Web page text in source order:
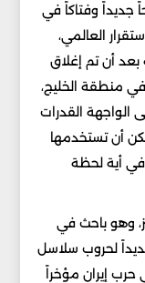
جديداً وفتاكاً في
العالمي،
بعد أن تم إغلاق
في منطقة الخليج،
الواجهة القدرات
أن تستخدمها
في أية لحظة
وهو باحث في
لحروب سلاسل
حرب إيران مؤخراً